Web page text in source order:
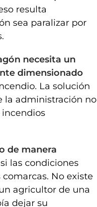
resulta
sea paralizar por
necesita un
dimensionado
La solución
la administración no
de manera
las condiciones
No existe
agricultor de una
dejar su